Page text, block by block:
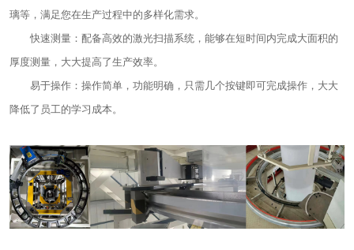
璃等，满足您在生产过程中的多样化需求。
快速测量：配备高效的激光扫描系统，能够在短时间内完成大面积的
厚度测量，大大提高了生产效率。
易于操作：操作简单，功能明确，只需几个按键即可完成操作，大大
降低了员工的学习成本。